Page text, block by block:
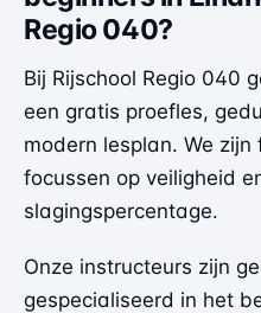
Regio 040?
Bij Rijschool Regio 040
een gratis proefles,
modern lesplan. We
focussen op veiligheid
slagingspercentage.
Onze instructeurs zijn
gespecialiseerd in het